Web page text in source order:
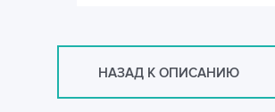
НАЗАД К ОПИСАНИЮ